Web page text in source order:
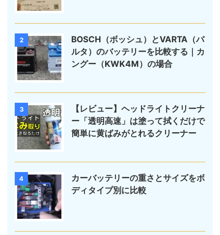
2
BOSCH（ボッシュ）とVARTA（バ
ルタ）のバッテリーを比較する｜カ
ングー（KWK4M）の場合
3
【レビュー】ヘッドライトクリーナ
ー「透明高速」は塗って拭くだけで
簡単に黄ばみがとれるクリーナー
4
カーバッテリーの重さとサイズをボ
ディタイプ別に比較